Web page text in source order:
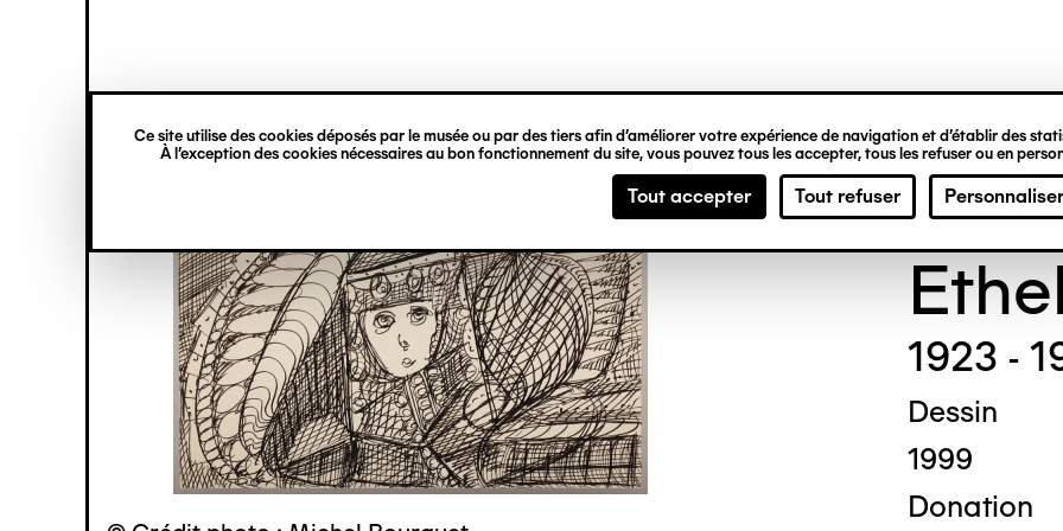
Ce site utilise des cookies déposés par le musée ou par des tiers afin d’améliorer votre expérience de navigation et d’établir des
À l’exception des cookies nécessaires au bon fonctionnement du site, vous pouvez tous les accepter, tous les refuser ou en
Tout accepter Tout refuser Personnaliser
principal
verticale
1923 -
Dessin
1999
Donation